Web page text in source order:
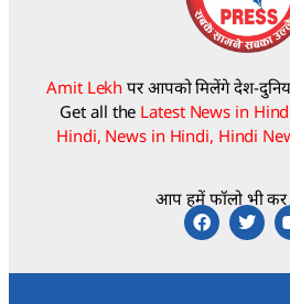
Amit Lekh पर आपको मिलेंगे देश-
Get all the Latest News in
Hindi, News in Hindi, Hindi
आप हमें फॉलो भी